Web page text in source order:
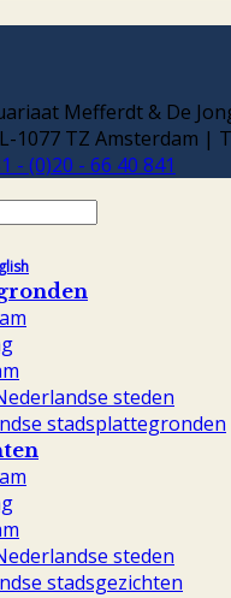
Mefferdt & De
1077 TZ Amsterdam |
- (0)20 - 66 40 841
steden
stadsplattegronden
steden
stadsgezichten